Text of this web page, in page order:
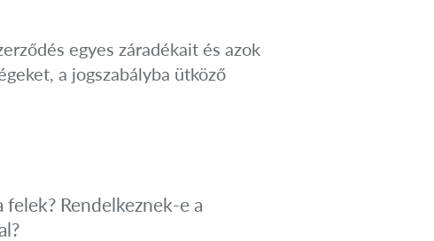
egyes záradékait és azok
a jogszabályba ütköző
Rendelkeznek-e a